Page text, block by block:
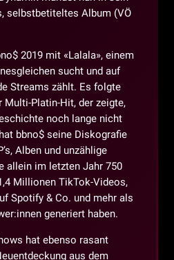
selbstbetiteltes Album (VÖ
2019 mit «Lalala», einem
sucht und auf
Streams zählt. Es folgte
Multi-Platin-Hit, der zeigte,
noch lange nicht
bbno$ seine Diskografie
Alben und unzählige
allein im letzten Jahr 750
Millionen TikTok-Videos,
Spotify & Co. und mehr als
generiert haben.
hat ebenso rasant
aus dem